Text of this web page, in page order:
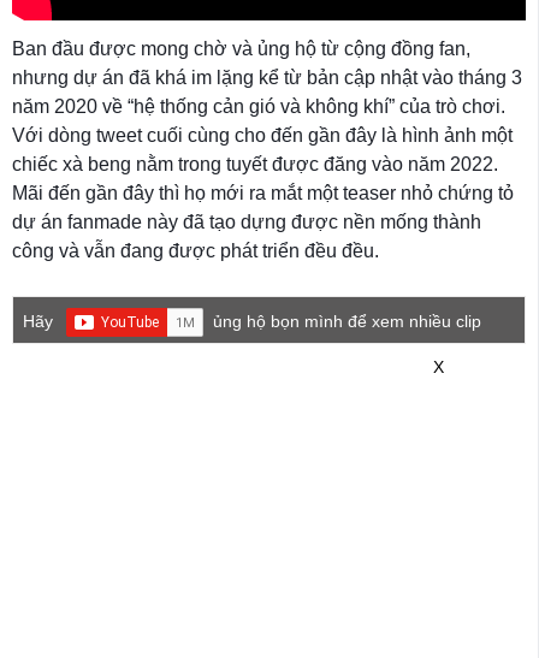
Ban đầu được mong chờ và ủng hộ từ cộng đồng fan,
nhưng dự án đã khá im lặng kể từ bản cập nhật vào tháng 3
năm 2020 về “hệ thống cản gió và không khí” của trò chơi.
Với dòng tweet cuối cùng cho đến gần đây là hình ảnh một
chiếc xà beng nằm trong tuyết được đăng vào năm 2022.
Mãi đến gần đây thì họ mới ra mắt một teaser nhỏ chứng tỏ
dự án fanmade này đã tạo dựng được nền mống thành
công và vẫn đang được phát triển đều đều.
Hãy
ủng hộ bọn mình để xem nhiều clip
X